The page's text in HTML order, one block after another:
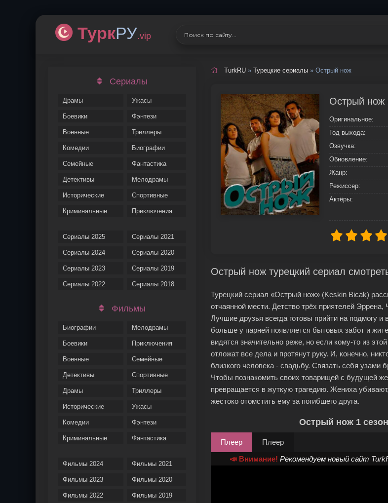
ТуркРУ.vip
Сериалы
Драмы
Боевики
Военные
Комедии
Семейные
Детективы
Исторические
Криминальные
Ужасы
Фэнтези
Триллеры
Биографии
Фантастика
Мелодрамы
Спортивные
Приключения
Сериалы 2025
Сериалы 2024
Сериалы 2023
Сериалы 2022
Сериалы 2021
Сериалы 2020
Сериалы 2019
Сериалы 2018
Фильмы
Биографии
Боевики
Военные
Детективы
Драмы
Исторические
Комедии
Криминальные
Мелодрамы
Приключения
Семейные
Спортивные
Триллеры
Ужасы
Фэнтези
Фантастика
Фильмы 2024
Фильмы 2023
Фильмы 2022
Фильмы 2021
Фильмы 2020
Фильмы 2019
TurkRU » Турецкие сериалы » Острый нож
Острый нож
Оригинальное:
Год выхода:
Озвучка:
Обновление:
Жанр:
Режиссер:
Актёры:
Острый нож турецкий сериал
Турецкий сериал «Острый нож» (Keskin Bicak)
отчаянной мести. Детство трёх приятелей
Лучшие друзья всегда готовы прийти на подмогу
больше у парней появляется бытовых забот и
видятся значительно реже, но если кому-то из
отложат все дела и протянут руку. И, конечно,
близкого человека - свадьбу. Связать себя узами
Чтобы познакомить своих товарищей с будущей
превращается в жуткую трагедию. Жениха
жестоко отомстить ему за погибшего друга.
Острый нож 1
Плеер Плеер
📣 Внимание! Рекомендуем новый сайт